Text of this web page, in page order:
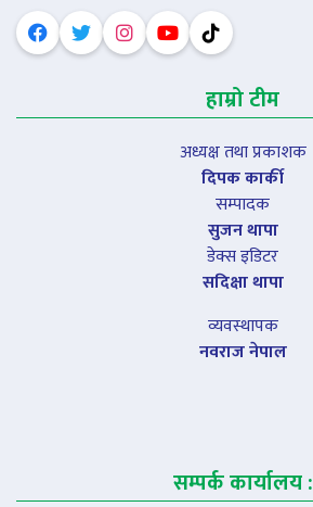
हाम्रो टीम
अध्यक्ष तथा प्रकाशक
दिपक कार्की
सम्पादक
सुजन थापा
डेक्स इडिटर
सदिक्षा थापा
व्यवस्थापक
नवराज नेपाल
सम्पर्क कार्यालय :